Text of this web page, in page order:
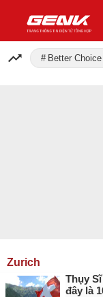
Better
Zurich
Thụy
đây là